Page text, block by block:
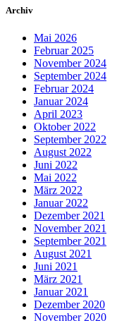
Archiv
Mai 2026
Februar 2025
November 2024
September 2024
Februar 2024
Januar 2024
April 2023
Oktober 2022
September 2022
August 2022
Juni 2022
Mai 2022
März 2022
Januar 2022
Dezember 2021
November 2021
September 2021
August 2021
Juni 2021
März 2021
Januar 2021
Dezember 2020
November 2020